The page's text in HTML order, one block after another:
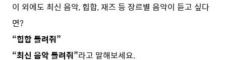
이 외에도 최신 음악, 힙합, 재즈 등 장르별 음악이 듣고 싶다
면?
“힙합 들려줘”
“최신 음악 들려줘”라고 말해보세요.